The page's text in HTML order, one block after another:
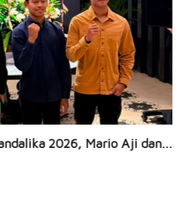
2026, Mario Aji dan...